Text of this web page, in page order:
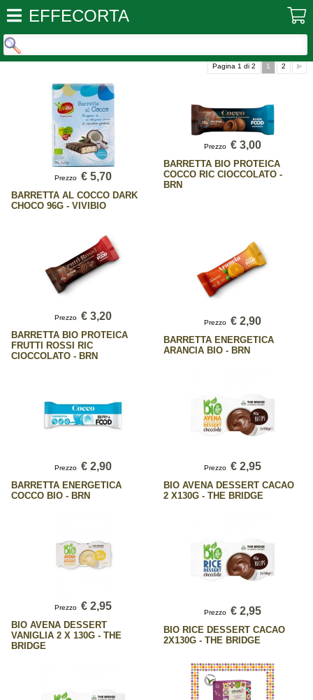
EFFECORTA
Pagina 1 di 2 1 2
Prezzo € 5,70
BARRETTA AL COCCO DARK
CHOCO 96G - VIVIBIO
Prezzo € 3,00
BARRETTA BIO PROTEICA
COCCO RIC CIOCCOLATO -
BRN
Prezzo € 3,20
BARRETTA BIO PROTEICA
FRUTTI ROSSI RIC
CIOCCOLATO - BRN
Prezzo € 2,90
BARRETTA ENERGETICA
ARANCIA BIO - BRN
Prezzo € 2,90
BARRETTA ENERGETICA
COCCO BIO - BRN
Prezzo € 2,95
BIO AVENA DESSERT CACAO
2 X130G - THE BRIDGE
Prezzo € 2,95
BIO AVENA DESSERT
VANIGLIA 2 X 130G - THE
BRIDGE
Prezzo € 2,95
BIO RICE DESSERT CACAO
2X130G - THE BRIDGE